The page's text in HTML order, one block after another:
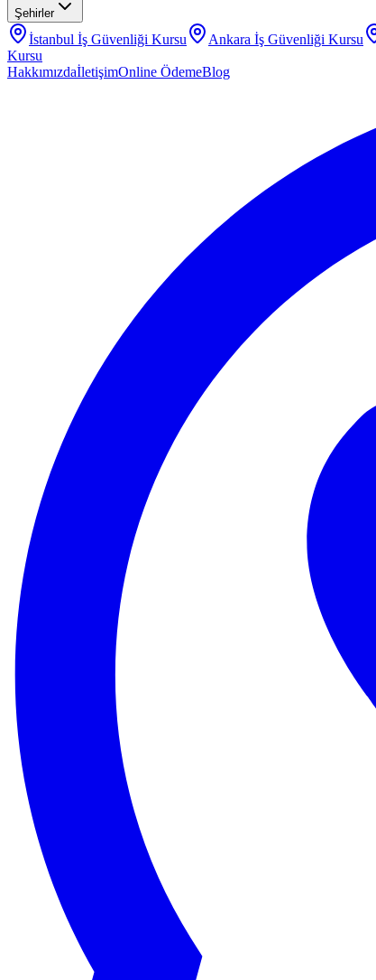
Şehirler
İstanbul İş Güvenliği Kursu Ankara İş Güvenliği Kursu
Kursu
HakkımızdaİletişimOnline ÖdemeBlog